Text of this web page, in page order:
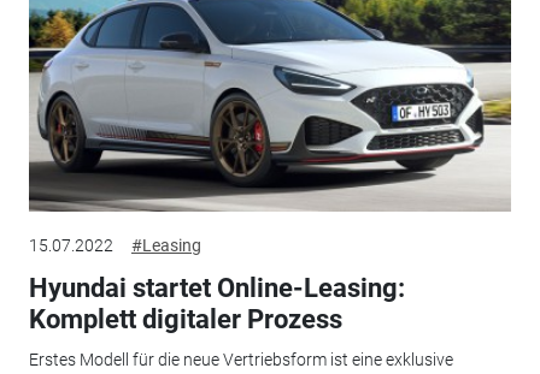
15.07.2022 #Leasing
Hyundai startet Online-Leasing:
Komplett digitaler Prozess
Erstes Modell für die neue Vertriebsform ist eine exklusive